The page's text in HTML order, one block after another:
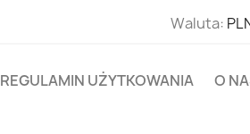
Waluta:
REGULAMIN UŻYTKOWANIA O